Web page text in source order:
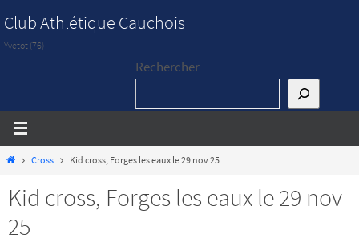
vers
le
Club Athlétique Cauchois
Yvetot (76)
Rechercher
HomeCross Kid cross, Forges les eaux le 29 nov 25
Kid cross, Forges les eaux le 29 nov
25